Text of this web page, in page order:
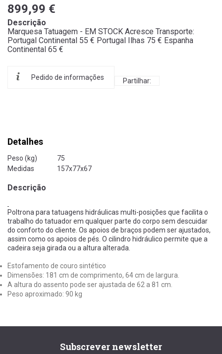
899,99 €
Descrição
Marquesa Tatuagem - EM STOCK Acresce Transporte:
Portugal Continental 55 € Portugal Ilhas 75 € Espanha
Continental 65 €
Pedido de informações Partilhar:
Detalhes
Peso (kg)
75
Medidas
157x77x67
Descrição
Poltrona para tatuagens hidráulicas multi-posições que facilita o
trabalho do tatuador em qualquer parte do corpo sem descuidar
do conforto do cliente. Os apoios de braços podem ser ajustados,
assim como os apoios de pés. O cilindro hidráulico permite que a
cadeira seja girada ou a altura alterada.
Estofamento de couro sintético
Dimensões: 181 cm de comprimento, 64 cm de largura.
A altura do assento pode ser ajustada de 62 a 81 cm.
Peso aproximado: 90 kg
Subscrever newsletter